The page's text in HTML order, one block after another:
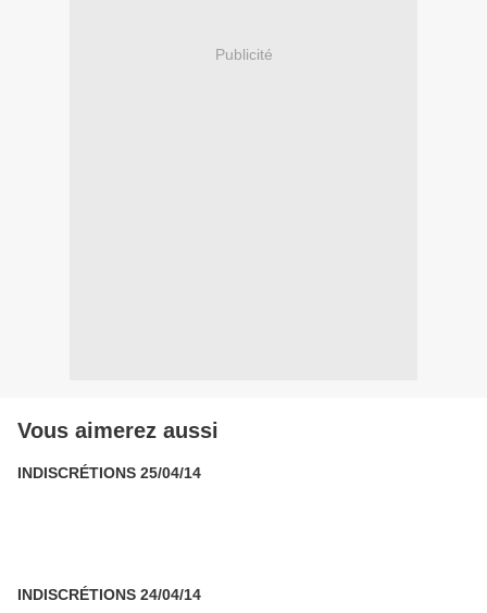
Publicité
Vous aimerez aussi
INDISCRÉTIONS 25/04/14
INDISCRÉTIONS 24/04/14